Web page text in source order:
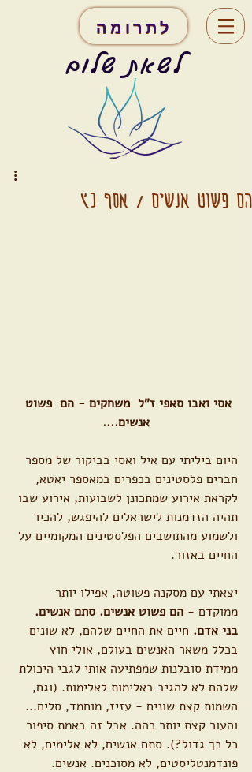
לתרומה
לשאת שלום
הם פשוט אנשים / אסף כץ
אסי ואבו סאפי ז"ל  משחקים - הם  פשוט
אנשים....
היום ביליתי עם איל ואסי בביקור של מספר
חברים פלסטינים בכפרים במאספר יאטא,
לקראת אירוע שמתכונן לשבועות, אירוע שבו
תהיה הזדמנות לישראלים להיפגש, להכיר
ולשמוע מהתושבים הפלסטינים המקומיים על
החיים באזור.
יצאתי עם מסקנה פשוטה, אפילו יותר
ממוקדם - הם פשוט אנשים. סתם אנשים.
בני אדם. חיים את החיים שלהם, לא שונים
בכלל משאר האנשים בעולם, אולי חוץ
ממידת סובלנות שמפתיעה אותי לגבי היכולת
שלהם לא להגיב באלימות לאלימות. (וגם,
השמות קצת שונים - עזיז, מוחמד, סלים...
והעור קצת יותר כהה. אבל זה באמת סיפור
כל כך גדול?). סתם אנשים, לא אלימים, לא
פונדמנטליסטים, לא מסוכנים. אנשים.